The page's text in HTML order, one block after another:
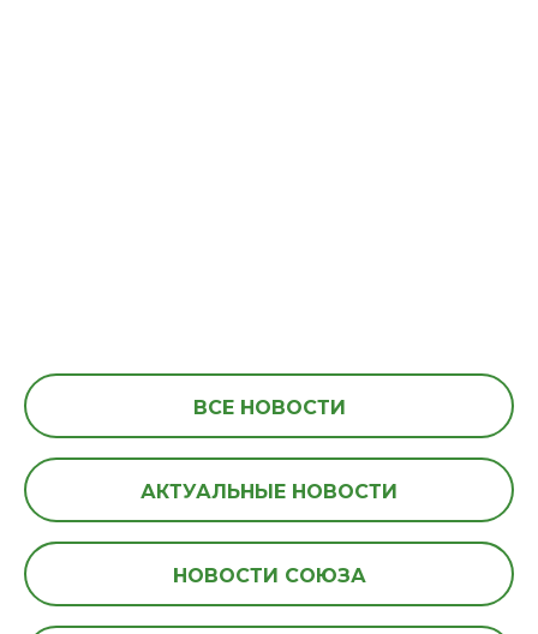
ВСЕ НОВОСТИ
АКТУАЛЬНЫЕ НОВОСТИ
НОВОСТИ СОЮЗА